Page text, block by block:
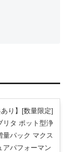
あり】[数量限定]
リタ ポット型浄
量パック マクス
アパフォーマン